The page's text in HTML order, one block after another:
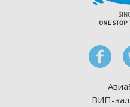
ВИП-зал